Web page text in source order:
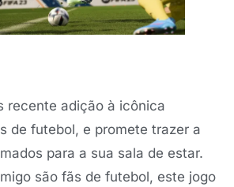
recente adição à icônica
de futebol, e promete trazer a
para a sua sala de estar.
são fãs de futebol, este jogo